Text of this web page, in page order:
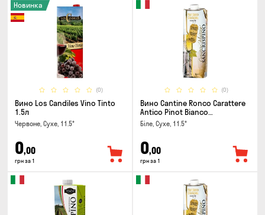
(0)
Новинка
Вино Los Candiles Vino Tinto
1.5л
Червоне, Сухе, 11.5°
0,00
грн за 1
(0)
Вино Cantine Ronco Carattere
Antico Pinot Bianco
Chardonnay Rubicone IGT 1л
Біле, Сухе, 11.5°
0,00
грн за 1